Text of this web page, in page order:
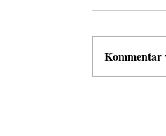
Kommentar